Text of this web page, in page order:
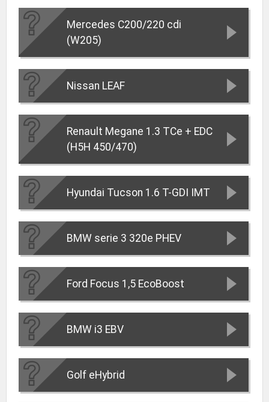
Mercedes C200/220 cdi
(W205)
Nissan LEAF
Renault Megane 1.3 TCe + EDC
(H5H 450/470)
Hyundai Tucson 1.6 T-GDI IMT
BMW serie 3 320e PHEV
Ford Focus 1,5 EcoBoost
BMW i3 EBV
Golf eHybrid